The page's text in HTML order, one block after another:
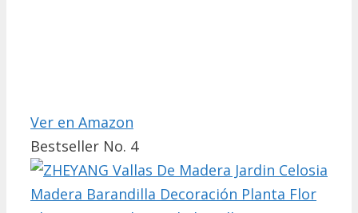
Ver en Amazon
Bestseller No. 4